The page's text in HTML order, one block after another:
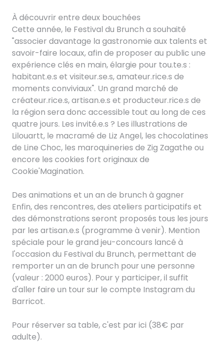
À découvrir entre deux bouchées
Cette année, le Festival du Brunch a souhaité
"associer davantage la gastronomie aux talents et
savoir-faire locaux, afin de proposer au public une
expérience clés en main, élargie pour tou.te.s :
habitant.e.s et visiteur.se.s, amateur.rice.s de
moments conviviaux". Un grand marché de
créateur.rice.s, artisan.e.s et producteur.rice.s de
la région sera donc accessible tout au long de ces
quatre jours. Les invité.e.s ? Les illustrations de
Lilouartt, le macramé de Liz Angel, les chocolatines
de Line Choc, les maroquineries de Zig Zagathe ou
encore les cookies fort originaux de
Cookie'Magination.
Des animations et un an de brunch à gagner
Enfin, des rencontres, des ateliers participatifs et
des démonstrations seront proposés tous les jours
par les artisan.e.s (programme à venir). Mention
spéciale pour le grand jeu-concours lancé à
l'occasion du Festival du Brunch, permettant de
remporter un an de brunch pour une personne
(valeur : 2000 euros). Pour y participer, il suffit
d'aller faire un tour sur le compte Instagram du
Barricot.
Pour réserver sa table, c'est par ici (38€ par
adulte).